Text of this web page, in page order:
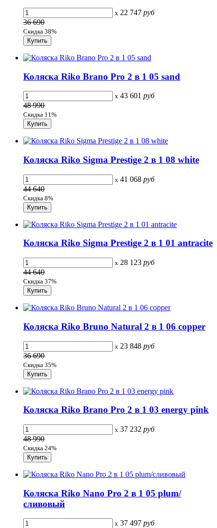
x 22 747 руб
36 690
Скидка 38%
Коляска Riko Brano Pro 2 в 1 05 sand
x 43 601 руб
48 990
Скидка 11%
Коляска Riko Sigma Prestige 2 в 1 08 white
x 41 068 руб
44 640
Скидка 8%
Коляска Riko Sigma Prestige 2 в 1 01 antracite
x 28 123 руб
44 640
Скидка 37%
Коляска Riko Bruno Natural 2 в 1 06 copper
x 23 848 руб
36 690
Скидка 35%
Коляска Riko Brano Pro 2 в 1 03 energy pink
x 37 232 руб
48 990
Скидка 24%
Коляска Riko Nano Pro 2 в 1 05 plum/
сливовый
x 37 497 руб